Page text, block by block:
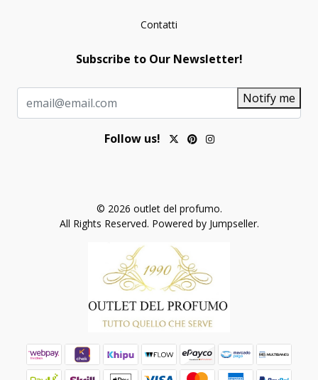
Contatti
Subscribe to Our Newsletter!
Notify me
Follow us!
© 2026 outlet del profumo.
All Rights Reserved. Powered by Jumpseller.